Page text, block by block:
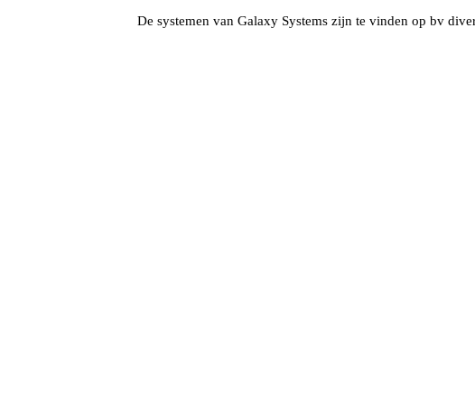
De systemen van Galaxy Systems zijn te vinden op bv